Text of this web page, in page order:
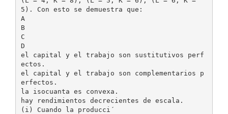
5). Con esto se demuestra que:
A
B
C
D
el capital y el trabajo son sustitutivos perf
ectos.
el capital y el trabajo son complementarios p
erfectos.
la isocuanta es convexa.
hay rendimientos decrecientes de escala.
(i) Cuando la producci´